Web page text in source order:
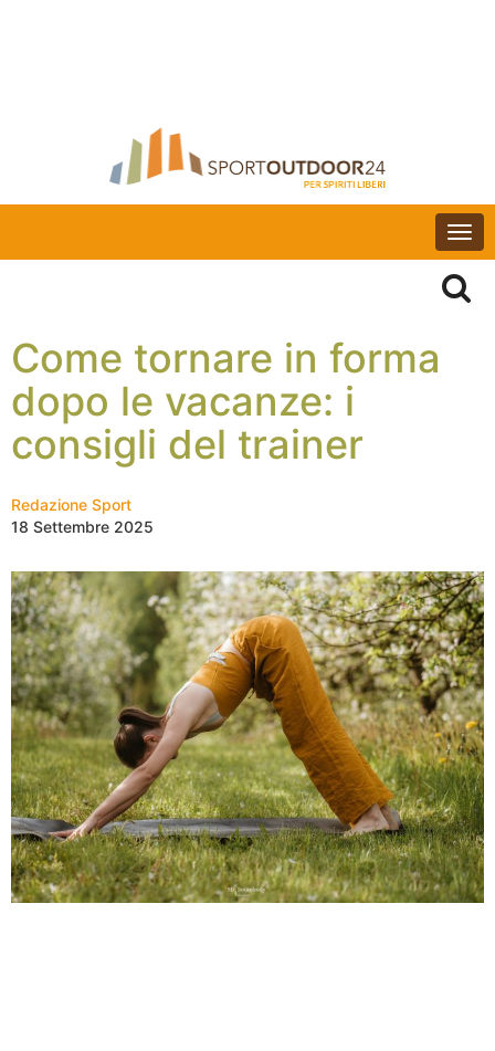
Come tornare in forma
dopo le vacanze: i
consigli del trainer
Redazione Sport
18 Settembre 2025